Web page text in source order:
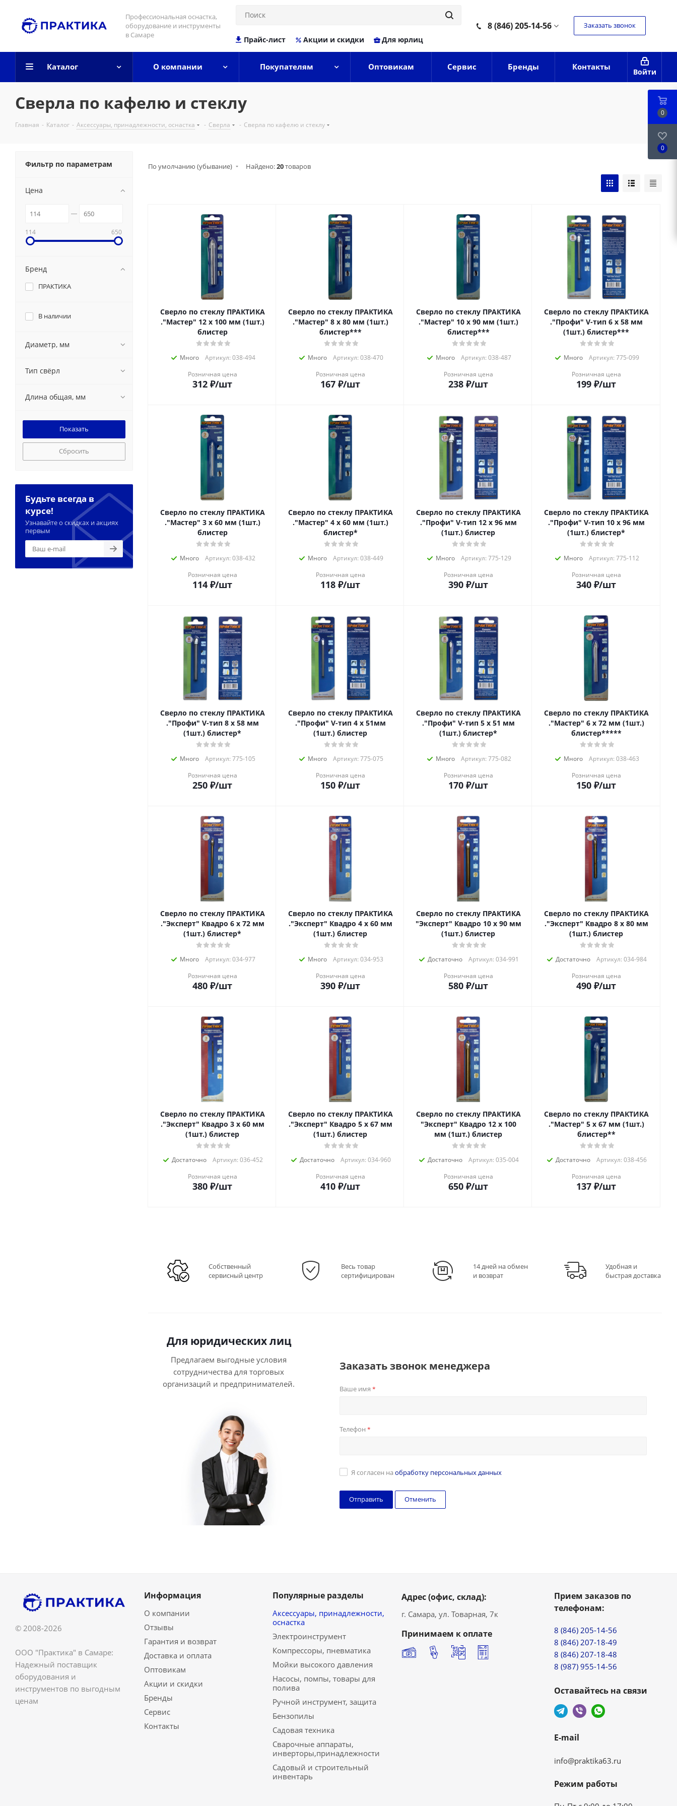
Профессиональная оснастка,
оборудование и инструменты
в Самаре
Прайс-лист Акции и скидки Для юрлиц
8 (846) 205-14-56 Заказать звонок
Войти
Каталог О компании Покупателям Оптовикам Сервис Бренды Контакты
Сверла по кафелю и стеклу
Главная - Каталог - Аксессуары, принадлежности, оснастка - Сверла - Сверла по кафелю и стеклу
По умолчанию (убывание) Найдено:20товаров
Сверло по стеклу ПРАКТИКА
."Мастер" 12 х 100 мм (1шт.)
блистер
Много
Артикул: 038-494
Розничная цена
312 ₽/шт
Сверло по стеклу ПРАКТИКА
."Мастер" 8 х 80 мм (1шт.)
блистер***
Много
Артикул: 038-470
Розничная цена
167 ₽/шт
Сверло по стеклу ПРАКТИКА
."Мастер" 10 х 90 мм (1шт.)
блистер***
Много
Артикул: 038-487
Розничная цена
238 ₽/шт
Сверло по стеклу ПРАКТИКА
."Профи" V-тип 6 х 58 мм
(1шт.) блистер***
Много
Артикул: 775-099
Розничная цена
199 ₽/шт
Сверло по стеклу ПРАКТИКА
."Мастер" 3 х 60 мм (1шт.)
блистер
Много
Артикул: 038-432
Розничная цена
114 ₽/шт
Сверло по стеклу ПРАКТИКА
."Мастер" 4 х 60 мм (1шт.)
блистер*
Много
Артикул: 038-449
Розничная цена
118 ₽/шт
Сверло по стеклу ПРАКТИКА
."Профи" V-тип 12 х 96 мм
(1шт.) блистер
Много
Артикул: 775-129
Розничная цена
390 ₽/шт
Сверло по стеклу ПРАКТИКА
."Профи" V-тип 10 х 96 мм
(1шт.) блистер*
Много
Артикул: 775-112
Розничная цена
340 ₽/шт
Сверло по стеклу ПРАКТИКА
."Профи" V-тип 8 х 58 мм
(1шт.) блистер*
Много
Артикул: 775-105
Розничная цена
250 ₽/шт
Сверло по стеклу ПРАКТИКА
."Профи" V-тип 4 х 51мм
(1шт.) блистер
Много
Артикул: 775-075
Розничная цена
150 ₽/шт
Сверло по стеклу ПРАКТИКА
."Профи" V-тип 5 х 51 мм
(1шт.) блистер*
Много
Артикул: 775-082
Розничная цена
170 ₽/шт
Сверло по стеклу ПРАКТИКА
."Мастер" 6 х 72 мм (1шт.)
блистер*****
Много
Артикул: 038-463
Розничная цена
150 ₽/шт
Сверло по стеклу ПРАКТИКА
."Эксперт" Квадро 6 х 72 мм
(1шт.) блистер*
Много
Артикул: 034-977
Розничная цена
480 ₽/шт
Сверло по стеклу ПРАКТИКА
."Эксперт" Квадро 4 х 60 мм
(1шт.) блистер
Много
Артикул: 034-953
Розничная цена
390 ₽/шт
Сверло по стеклу ПРАКТИКА
"Эксперт" Квадро 10 х 90 мм
(1шт.) блистер
Достаточно
Артикул: 034-991
Розничная цена
580 ₽/шт
Сверло по стеклу ПРАКТИКА
."Эксперт" Квадро 8 х 80 мм
(1шт.) блистер
Достаточно
Артикул: 034-984
Розничная цена
490 ₽/шт
Сверло по стеклу ПРАКТИКА
."Эксперт" Квадро 3 х 60 мм
(1шт.) блистер
Достаточно
Артикул: 036-452
Розничная цена
380 ₽/шт
Сверло по стеклу ПРАКТИКА
."Эксперт" Квадро 5 х 67 мм
(1шт.) блистер
Достаточно
Артикул: 034-960
Розничная цена
410 ₽/шт
Сверло по стеклу ПРАКТИКА
"Эксперт" Квадро 12 х 100
мм (1шт.) блистер
Достаточно
Артикул: 035-004
Розничная цена
650 ₽/шт
Сверло по стеклу ПРАКТИКА
."Мастер" 5 х 67 мм (1шт.)
блистер**
Достаточно
Артикул: 038-456
Розничная цена
137 ₽/шт
Собственный
сервисный центр
Весь товар
сертифицирован
14 дней на обмен
и возврат
Удобная и
быстрая доставка
Для юридических лиц
Предлагаем выгодные условия
сотрудничества для торговых
организаций и предпринимателей.
Заказать звонок менеджера
Ваше имя *
Телефон *
Я согласен на обработку персональных данных
Отменить
Фильтр по параметрам
Цена
114 650
Бренд
ПРАКТИКА
В наличии
Диаметр, мм
Тип свёрл
Длина общая, мм
Сбросить
Будьте всегда в
курсе!
Узнавайте о скидках и акциях
первым
© 2008-2026
ООО "Практика" в Самаре:
Надежный поставщик
оборудования и
инструментов по выгодным
ценам
Информация
О компании
Отзывы
Гарантия и возврат
Доставка и оплата
Оптовикам
Акции и скидки
Бренды
Сервис
Контакты
Популярные разделы
Аксессуары, принадлежности,
оснастка
Электроинструмент
Компрессоры, пневматика
Мойки высокого давления
Насосы, помпы, товары для
полива
Ручной инструмент, защита
Бензопилы
Садовая техника
Сварочные аппараты,
инверторы,принадлежности
Садовый и строительный
инвентарь
Адрес (офис, склад):
г. Самара, ул. Товарная, 7к
Принимаем к оплате
Прием заказов по
телефонам:
8 (846) 205-14-56
8 (846) 207-18-49
8 (846) 207-18-48
8 (987) 955-14-56
Оставайтесь на связи
E-mail
info@praktika63.ru
Режим работы
0
0